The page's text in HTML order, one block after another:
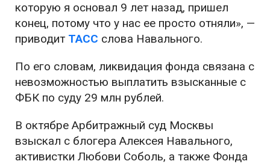
которую я основал 9 лет назад, пришел
конец, потому что у нас ее просто отняли», —
приводит ТАСС слова Навального.
По его словам, ликвидация фонда связана с
невозможностью выплатить взысканные с
ФБК по суду 29 млн рублей.
В октябре Арбитражный суд Москвы
взыскал с блогера Алексея Навального,
активистки Любови Соболь, а также Фонда